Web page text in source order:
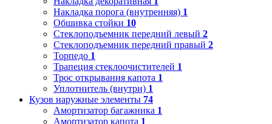
Накладка порога (внутренняя) 1
Обшивка стойки 10
Стеклоподъемник передний левый 2
Стеклоподъемник передний правый 2
Торпедо 1
Трапеция стеклоочистителей 1
Трос открывания капота 1
Уплотнитель (внутри) 1
Кузов наружные элементы 74
Амортизатор багажника 1
Амортизатор капота 1